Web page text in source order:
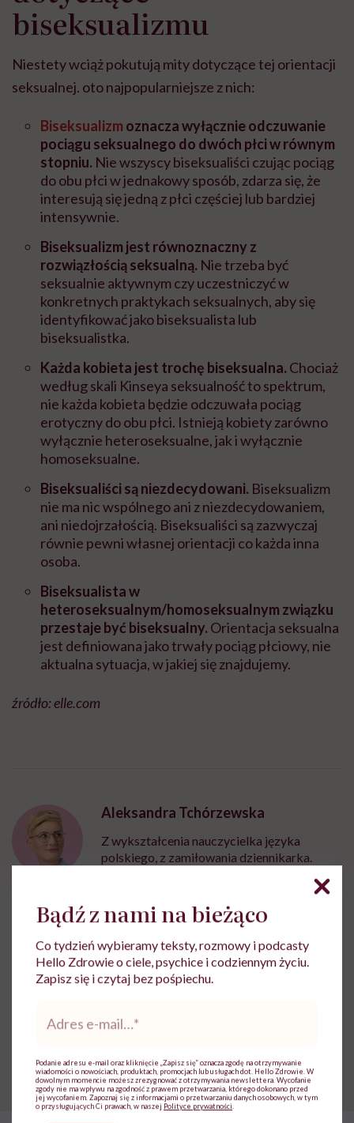
biseksualizmu
Niestety wciąż pokutują mity dotyczące tej orientacji
seksualnej. oto najpopularniejsze z nich:
Biseksualizm oznacza wyłącznie odczuwanie
pociągu seksualnego do dwóch płci w równym
stopniu. Nie wszyscy biseksualiści czując pociąg
do obu płci w jednakowy sposób, zdarza się, że
interesują się jedną z płci częściej lub bardziej
intensywnie.
Biseksualizm jest równoznaczny z
rozwiązłością seksualną. Nie trzeba być
seksualnie aktywnym czy uczestniczyć w
konkretnych praktykach seksualnych, aby się
identyfikować jako biseksualista lub
biseksualistka.
Każda kobieta jest trochę biseksualna. Chociaż
według skali Kinseya seksualność to spektrum,
nie każda kobieta będzie odczuwała pociąg
erotyczny do obu płci. Istnieją kobiety zarówno
wyłącznie heteroseksualne, jak i wyłącznie
homoseksualne.
Biseksualiści są niezdecydowani. Biseksualizm
nie ma nic wspólnego ani z niezdecydowaniem,
ani niedojrzałością. Biseksualiści są zazwyczaj
równie pewni własnej orientacji co każda inna
osoba.
Biseksualista w
heteroseksualnym/homoseksualnym związku
przestaje być biseksualny. Orientacja seksualna
jest definiowana jako trwały pociąg płciowy, nie
aktualna sytuacja, w jakiej się znajdujemy.
źródło: elle.com
Aleksandra Tchórzewska
Z wykształcenia nauczycielka języka
polskiego, z zamiłowania dziennikarka.
Udostępnij
Powiązane tematy:
Bądź z nami na bieżąco
Co tydzień wybieramy teksty, rozmowy i podcasty
Hello Zdrowie o ciele, psychice i codziennym życiu.
Zapisz się i czytaj bez pośpiechu.
mail*
Podanie adresu e-mail oraz kliknięcie „Zapisz się” oznacza zgodę na otrzymywanie
wiadomości o nowościach, produktach, promocjach lub usługach dot. Hello Zdrowie. W
dowolnym momencie możesz zrezygnować z otrzymywania newslettera. Wycofanie
zgody nie ma wpływu na zgodność z prawem przetwarzania, którego dokonano przed
jej wycofaniem. Zapoznaj się z informacjami o przetwarzaniu danych osobowych, w tym
o przysługujących Ci prawach, w naszej Polityce prywatności